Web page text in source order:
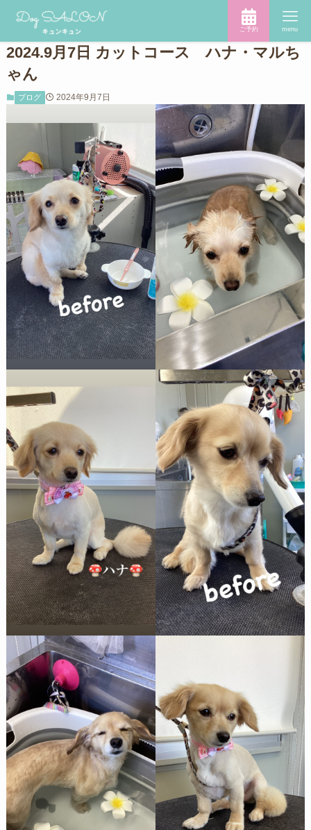
ご予約 menu
2024.9月7日 カットコース ハナ・マルち
ゃん
ブログ 2024年9月7日